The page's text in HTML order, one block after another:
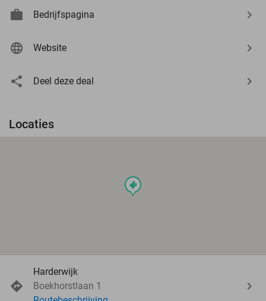
Bedrijfspagina
Website
Deel deze deal
Locaties
events
Harderwijk
Boekhorstlaan 1